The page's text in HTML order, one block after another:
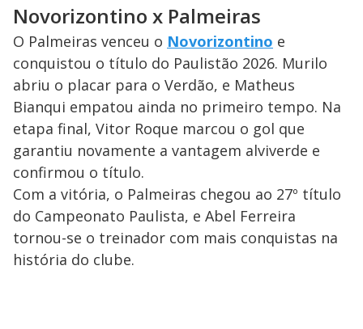
Novorizontino x Palmeiras
O Palmeiras venceu o Novorizontino e
conquistou o título do Paulistão 2026. Murilo
abriu o placar para o Verdão, e Matheus
Bianqui empatou ainda no primeiro tempo. Na
etapa final, Vitor Roque marcou o gol que
garantiu novamente a vantagem alviverde e
confirmou o título.
Com a vitória, o Palmeiras chegou ao 27º título
do Campeonato Paulista, e Abel Ferreira
tornou-se o treinador com mais conquistas na
história do clube.